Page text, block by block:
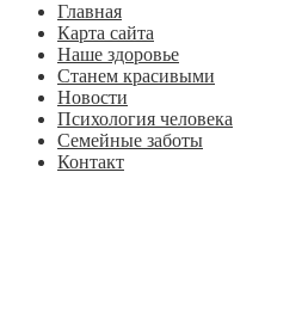
Главная
Карта сайта
Наше здоровье
Станем красивыми
Новости
Психология человека
Семейные заботы
Контакт